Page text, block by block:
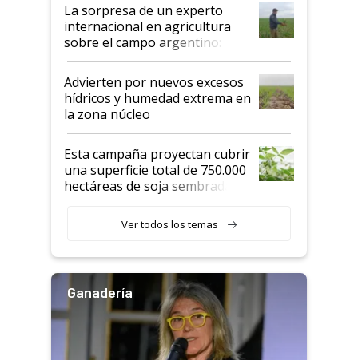
La sorpresa de un experto
internacional en agricultura
sobre el campo argentino:
"Estoy muy impresionado"
Advierten por nuevos excesos
hídricos y humedad extrema en
la zona núcleo
Esta campaña proyectan cubrir
una superficie total de 750.000
hectáreas de soja sembradas
variedades que marcan un
salto tecnológico en genética y
Ver todos los temas
Ganadería